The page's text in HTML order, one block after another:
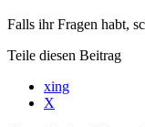
Falls ihr Fragen habt,
Teile diesen Beitrag
xing
X